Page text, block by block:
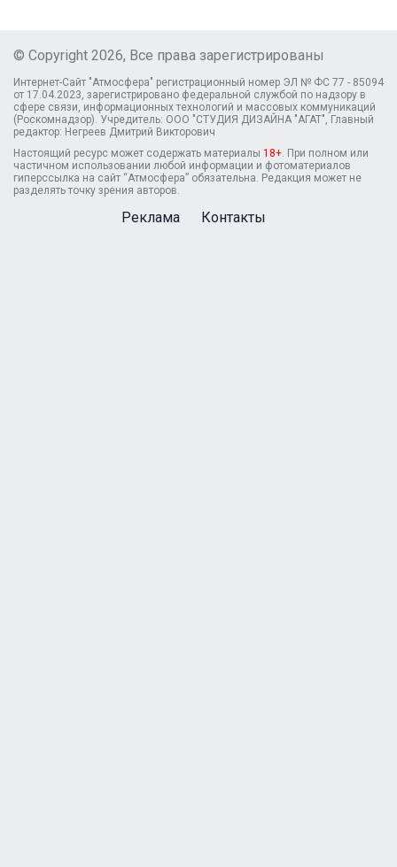
© Copyright 2026, Все права зарегистрированы
Интернет-Сайт "Атмосфера" регистрационный номер ЭЛ № ФС 77 - 85094
от 17.04.2023, зарегистрировано федеральной службой по надзору в
сфере связи, информационных технологий и массовых коммуникаций
(Роскомнадзор). Учредитель: ООО "СТУДИЯ ДИЗАЙНА "АГАТ", Главный
редактор: Негреев Дмитрий Викторович
Настоящий ресурс может содержать материалы 18+ . При полном или
частичном использовании любой информации и фотоматериалов
гиперссылка на сайт “Атмосфера” обязательна. Редакция может не
разделять точку зрения авторов.
Реклама Контакты